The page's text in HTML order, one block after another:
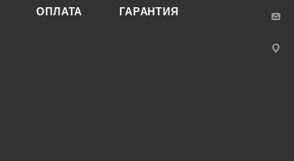
ОПЛАТА ГАРАНТИЯ